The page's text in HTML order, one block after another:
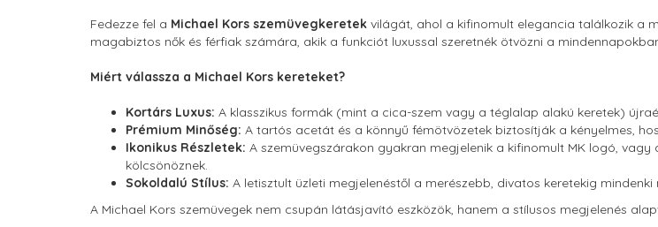
Fedezze fel a Michael Kors szemüvegkeretek világát, ahol a kifinomult elegancia találkozik a
magabiztos nők és férfiak számára, akik a funkciót luxussal szeretnék ötvözni a
Miért válassza a Michael Kors kereteket?
Kortárs Luxus: A klasszikus formák (mint a cica-szem vagy a téglalap alakú keretek)
Prémium Minőség: A tartós acetát és a könnyű fémötvözetek biztosítják a kényelmes,
Ikonikus Részletek: A szemüvegszárakon gyakran megjelenik a kifinomult MK logó,
kölcsönöznek.
Sokoldalú Stílus: A letisztult üzleti megjelenéstől a merészebb, divatos keretekig
A Michael Kors szemüvegek nem csupán látásjavító eszközök, hanem a stílusos megjelenés